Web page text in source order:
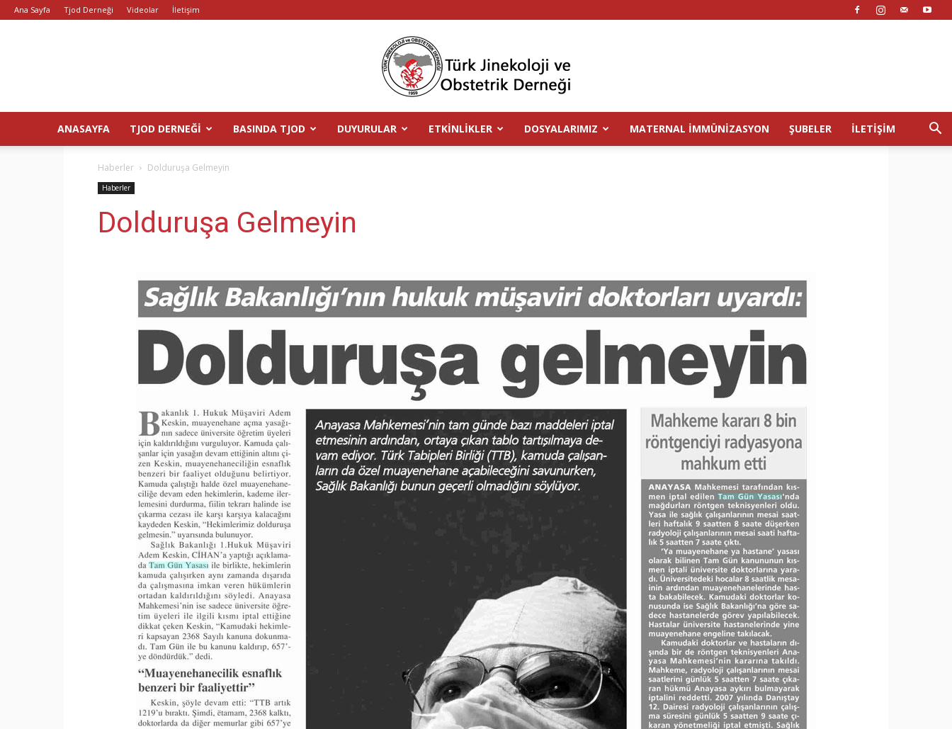
Ana Sayfa Tjod Derneği Videolar İletişim
TJOD
ANASAYFA TJOD DERNEĞI BASINDA TJOD DUYURULAR ETKINLIKLER DOSYALARIMIZ MATERNAL İMMÜNIZASYON ŞUBELER İLETIŞIM
Haberler Dolduruşa Gelmeyin
Haberler
Dolduruşa Gelmeyin